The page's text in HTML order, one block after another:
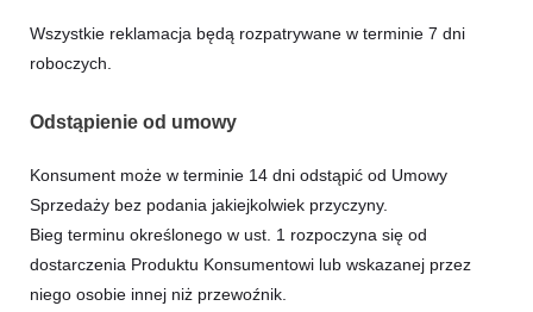
Wszystkie reklamacja będą rozpatrywane w terminie 7 dni
roboczych.
Odstąpienie od umowy
Konsument może w terminie 14 dni odstąpić od Umowy
Sprzedaży bez podania jakiejkolwiek przyczyny.
Bieg terminu określonego w ust. 1 rozpoczyna się od
dostarczenia Produktu Konsumentowi lub wskazanej przez
niego osobie innej niż przewoźnik.